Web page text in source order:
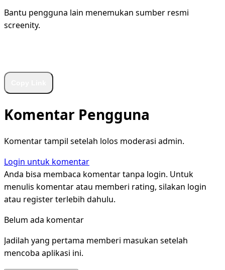
Bantu pengguna lain menemukan sumber resmi
screenity.
Komentar Pengguna
Komentar tampil setelah lolos moderasi admin.
Login untuk komentar
Anda bisa membaca komentar tanpa login. Untuk
menulis komentar atau memberi rating, silakan login
atau register terlebih dahulu.
Belum ada komentar
Jadilah yang pertama memberi masukan setelah
mencoba aplikasi ini.